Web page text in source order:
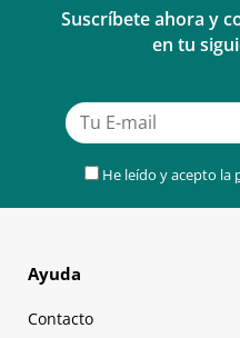
Suscríbete ahora y
en tu
He leído y acepto la
Ayuda
Contacto